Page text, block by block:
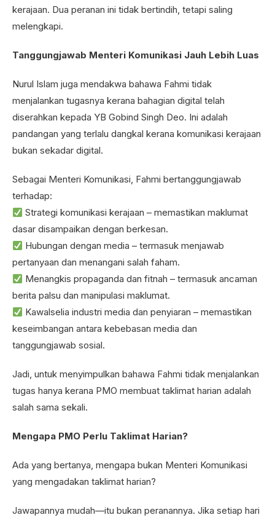
kerajaan. Dua peranan ini tidak bertindih, tetapi saling
melengkapi.
Tanggungjawab Menteri Komunikasi Jauh Lebih Luas
Nurul Islam juga mendakwa bahawa Fahmi tidak
menjalankan tugasnya kerana bahagian digital telah
diserahkan kepada YB Gobind Singh Deo. Ini adalah
pandangan yang terlalu dangkal kerana komunikasi kerajaan
bukan sekadar digital.
Sebagai Menteri Komunikasi, Fahmi bertanggungjawab
terhadap:
Strategi komunikasi kerajaan – memastikan maklumat
dasar disampaikan dengan berkesan.
Hubungan dengan media – termasuk menjawab
pertanyaan dan menangani salah faham.
Menangkis propaganda dan fitnah – termasuk ancaman
berita palsu dan manipulasi maklumat.
Kawalselia industri media dan penyiaran – memastikan
keseimbangan antara kebebasan media dan
tanggungjawab sosial.
Jadi, untuk menyimpulkan bahawa Fahmi tidak menjalankan
tugas hanya kerana PMO membuat taklimat harian adalah
salah sama sekali.
Mengapa PMO Perlu Taklimat Harian?
Ada yang bertanya, mengapa bukan Menteri Komunikasi
yang mengadakan taklimat harian?
Jawapannya mudah—itu bukan peranannya. Jika setiap hari